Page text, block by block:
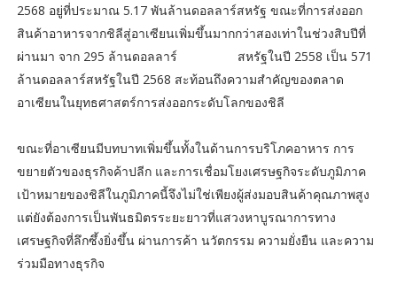
2568 อยู่ที่ประมาณ 5.17 พันล้านดอลลาร์สหรัฐ ขณะที่การส่งออก
สินค้าอาหารจากชิลีสู่อาเซียนเพิ่มขึ้นมากกว่าสองเท่าในช่วงสิบปีที่
ผ่านมา จาก 295 ล้านดอลลาร์ สหรัฐในปี 2558 เป็น 571
ล้านดอลลาร์สหรัฐในปี 2568 สะท้อนถึงความสำคัญของตลาด
อาเซียนในยุทธศาสตร์การส่งออกระดับโลกของชิลี
ขณะที่อาเซียนมีบทบาทเพิ่มขึ้นทั้งในด้านการบริโภคอาหาร การ
ขยายตัวของธุรกิจค้าปลีก และการเชื่อมโยงเศรษฐกิจระดับภูมิภาค
เป้าหมายของชิลีในภูมิภาคนี้จึงไม่ใช่เพียงผู้ส่งมอบสินค้าคุณภาพสูง
แต่ยังต้องการเป็นพันธมิตรระยะยาวที่แสวงหาบูรณาการทาง
เศรษฐกิจที่ลึกซึ้งยิ่งขึ้น ผ่านการค้า นวัตกรรม ความยั่งยืน และความ
ร่วมมือทางธุรกิจ